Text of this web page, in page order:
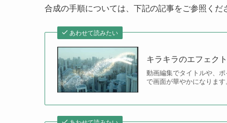
合成の手順については、下記の記事をご参照くだ
あわせて読みたい
キラキラのエフェク
動画編集でタイトルや、
で画面が華やかになりま